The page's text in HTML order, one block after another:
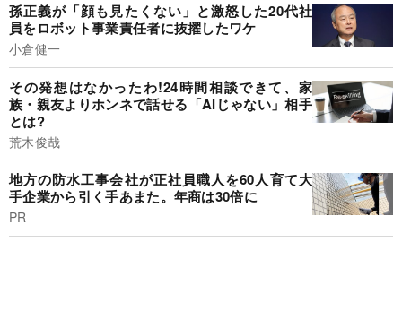
孫正義が「顔も見たくない」と激怒した20代社
員をロボット事業責任者に抜擢したワケ
小倉健一
その発想はなかったわ!24時間相談できて、家
族・親友よりホンネで話せる「AIじゃない」相手
とは?
荒木俊哉
地方の防水工事会社が正社員職人を60人育て大
手企業から引く手あまた。年商は30倍に
PR